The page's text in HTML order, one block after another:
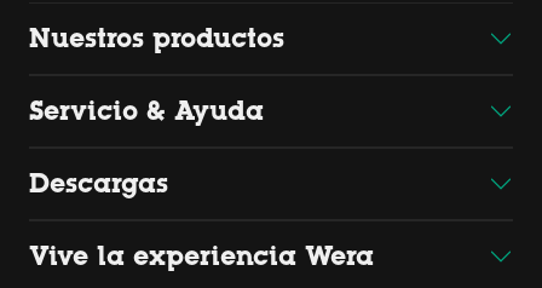
Nuestros productos
Servicio & Ayuda
Descargas
Vive la experiencia Wera